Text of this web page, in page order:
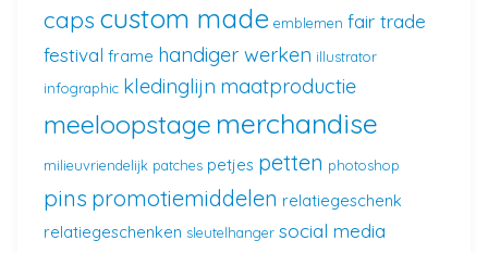
caps custom made emblemen fair trade
festival frame handiger werken illustrator
infographic kledinglijn maatproductie
meeloopstage merchandise
milieuvriendelijk patches petjes petten photoshop
pins promotiemiddelen relatiegeschenk
relatiegeschenken sleutelhanger social media